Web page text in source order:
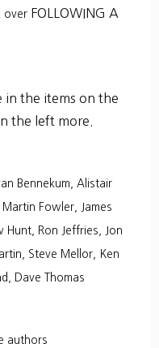
overFOLLOWING A
in the items on the
the left more.
Bennekum, Alistair
Fowler, James
Hunt, Ron Jeffries, Jon
Steve Mellor, Ken
Dave Thomas
authors